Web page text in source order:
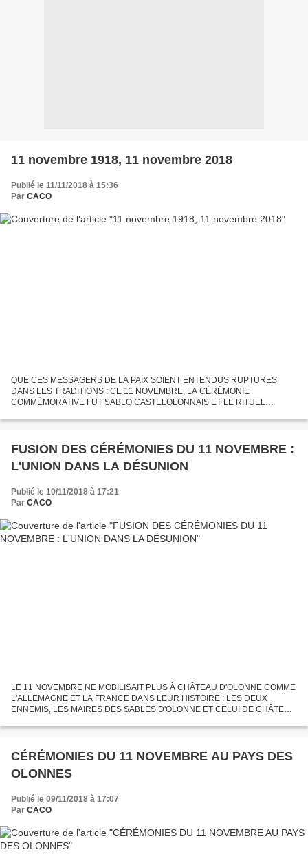
11 novembre 1918, 11 novembre 2018
Publié le 11/11/2018 à 15:36
Par CACO
QUE CES MESSAGERS DE LA PAIX SOIENT ENTENDUS RUPTURES
DANS LES TRADITIONS : CE 11 NOVEMBRE, LA CÉRÉMONIE
COMMÉMORATIVE FUT SABLO CASTELOLONNAIS ET LE RITUEL
CELUI DU MINISTRE OU DU SECRÉTAIRE D'ÉTAT...
FUSION DES CÉRÉMONIES DU 11 NOVEMBRE :
L'UNION DANS LA DÉSUNION
Publié le 10/11/2018 à 17:21
Par CACO
LE 11 NOVEMBRE NE MOBILISAIT PLUS À CHÂTEAU D'OLONNE COMME
L'ALLEMAGNE ET LA FRANCE DANS LEUR HISTOIRE : LES DEUX
ENNEMIS, LES MAIRES DES SABLES D'OLONNE ET CELUI DE CHÂTEAU
UNITAIRE ET OLONNE SUR...
CÉRÉMONIES DU 11 NOVEMBRE AU PAYS DES
OLONNES
Publié le 09/11/2018 à 17:07
Par CACO